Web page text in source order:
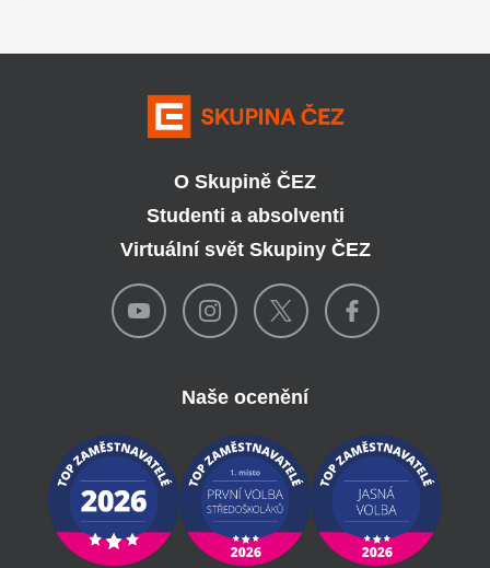
O Skupině ČEZ
Studenti a absolventi
Virtuální svět Skupiny ČEZ
Naše ocenění